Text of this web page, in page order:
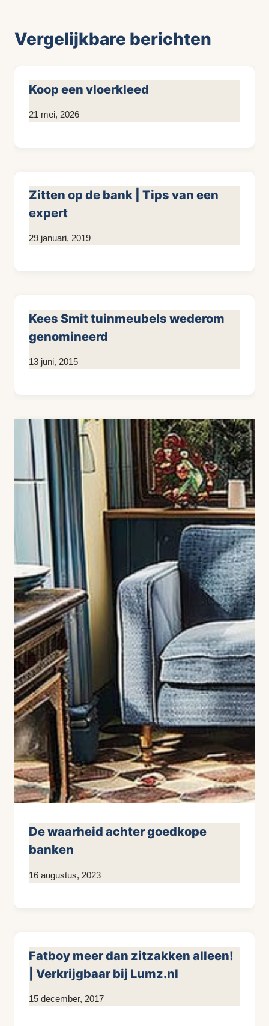
Vergelijkbare berichten
Koop een vloerkleed
Door
21 mei, 2026
Zitten op de bank | Tips van een
expert
Door
29 januari, 2019
Kees Smit tuinmeubels wederom
genomineerd
Door
13 juni, 2015
De waarheid achter goedkope
banken
Door
16 augustus, 2023
Fatboy meer dan zitzakken alleen!
| Verkrijgbaar bij Lumz.nl
Door
15 december, 2017